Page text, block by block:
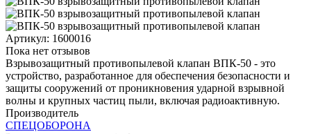
Артикул: 1600016
Пока нет отзывов
Взрывозащитный противопылевой клапан ВПК-50 - это
устройство, разработанное для обеспечения безопасности и
защиты сооружений от проникновения ударной взрывной
волны и крупных частиц пыли, включая радиоактивную.
Производитель
СПЕЦОБОРОНА